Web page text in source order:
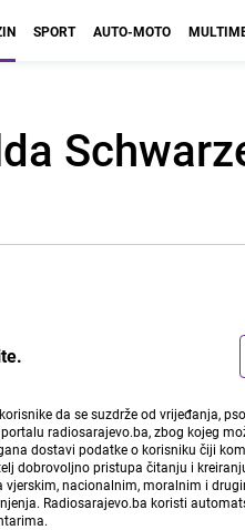
SPORT AUTO-MOTO
da se suzdrže od vrijeđanja,
radiosarajevo.ba, zbog kojeg
dostavi podatke o korisniku čiji
dobrovoljno pristupa čitanju i
nacionalnim, moralnim i
Radiosarajevo.ba koristi